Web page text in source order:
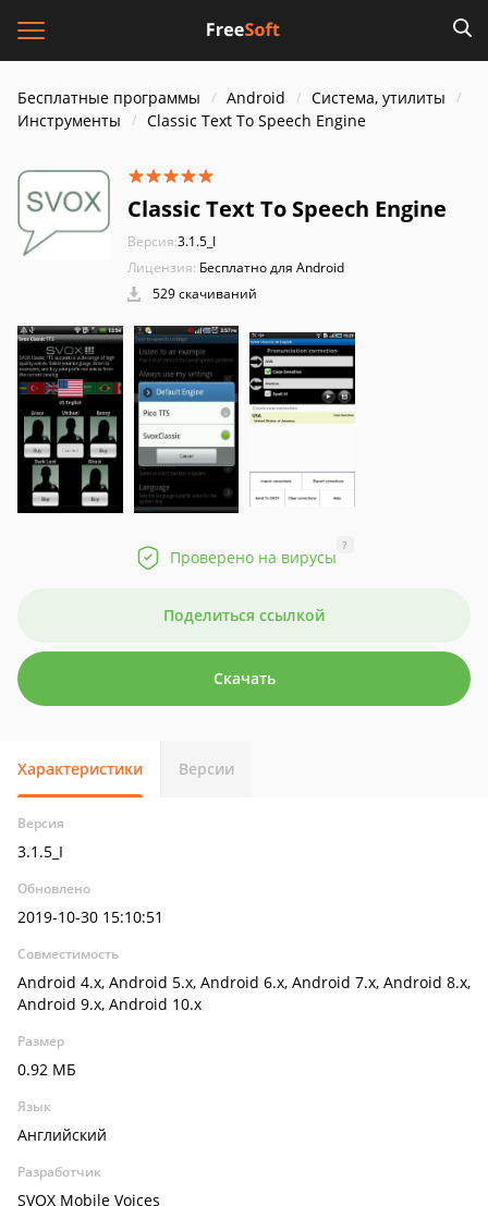
Бесплатные программы Android
Система, утилиты
Инструменты
Classic Text To Speech Engine
Classic Text To Speech Engine
Версия:3.1.5_I
Лицензия: Бесплатно для Android
529 скачиваний
Проверено на вирусы
?
Поделиться ссылкой
Скачать
Характеристики Версии
Версия
3.1.5_I
Обновлено
2019-10-30 15:10:51
Совместимость
Android 4.x, Android 5.x, Android 6.x, Android 7.x, Android 8.x,
Android 9.x, Android 10.x
Размер
0.92 МБ
Язык
Английский
Разработчик
SVOX Mobile Voices